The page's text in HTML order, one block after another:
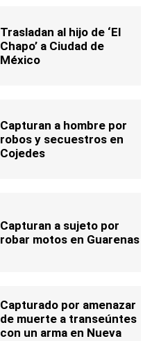
Trasladan al hijo de ‘El
Chapo’ a Ciudad de
México
Capturan a hombre por
robos y secuestros en
Cojedes
Capturan a sujeto por
robar motos en Guarenas
Capturado por amenazar
de muerte a transeúntes
con un arma en Nueva